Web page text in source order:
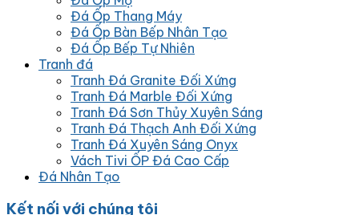
Đá Ốp Thang Máy
Đá Ốp Bàn Bếp Nhân Tạo
Đá Ốp Bếp Tự Nhiên
Tranh đá
Tranh Đá Granite Đối Xứng
Tranh Đá Marble Đối Xứng
Tranh Đá Sơn Thủy Xuyên Sáng
Tranh Đá Thạch Anh Đối Xứng
Tranh Đá Xuyên Sáng Onyx
Vách Tivi ỐP Đá Cao Cấp
Đá Nhân Tạo
Kết nối với chúng tôi